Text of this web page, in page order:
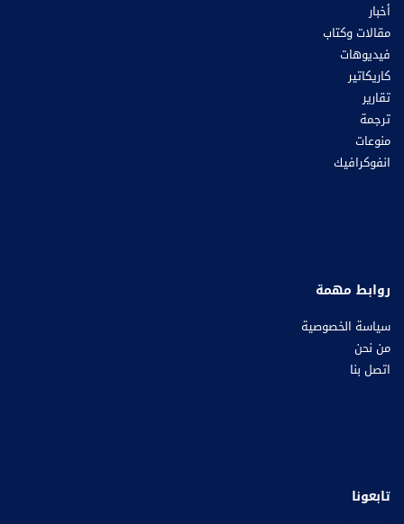
أخبار
مقالات وكتاب
فيديوهات
كاريكاتير
تقارير
ترجمة
منوعات
انفوكرافيك
روابط مهمة
سياسة الخصوصية
من نحن
اتصل بنا
تابعونا